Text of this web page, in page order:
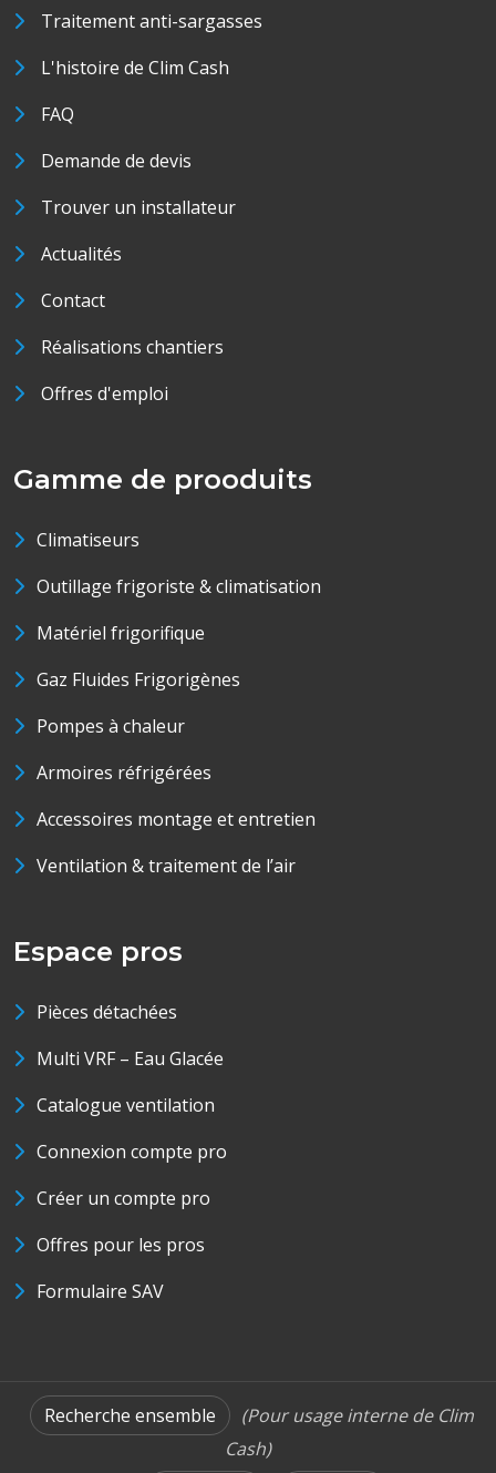
Traitement anti-sargasses
L'histoire de Clim Cash
FAQ
Demande de devis
Trouver un installateur
Actualités
Contact
Réalisations chantiers
Offres d'emploi
Gamme de prooduits
Climatiseurs
Outillage frigoriste & climatisation
Matériel frigorifique
Gaz Fluides Frigorigènes
Pompes à chaleur
Armoires réfrigérées
Accessoires montage et entretien
Ventilation & traitement de l’air
Espace pros
Pièces détachées
Multi VRF – Eau Glacée
Catalogue ventilation
Connexion compte pro
Créer un compte pro
Offres pour les pros
Formulaire SAV
Recherche ensemble
(Pour usage interne de Clim
Cash)